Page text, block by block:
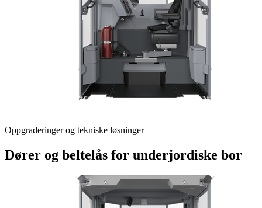
Oppgraderinger og tekniske løsninger
Dører og beltelås for underjordiske bor